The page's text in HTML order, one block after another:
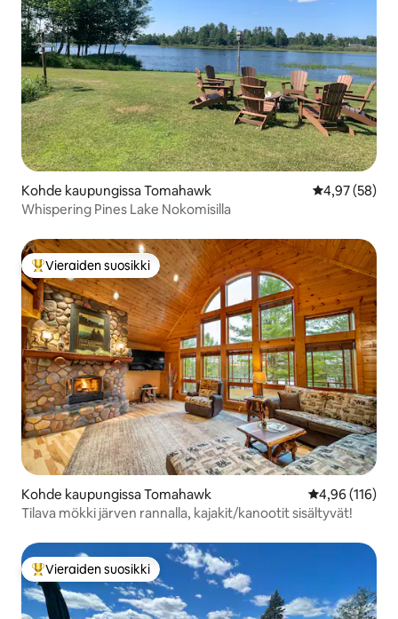
Kohde kaupungissa Tomahawk
4,97 (58)
Whispering Pines Lake Nokomisilla
Vieraiden suosikkien parhaimmistoa
Vieraiden suosikki
Kohde kaupungissa Tomahawk
4,96 (116)
Tilava mökki järven rannalla, kajakit/kanootit sisältyvät!
Vieraiden suosikkien parhaimmistoa
Vieraiden suosikki